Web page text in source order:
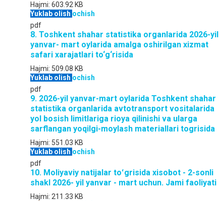
Hajmi: 603.92 KB
Yuklab olish ochish
pdf
8. Toshkent shahar statistika organlarida 2026-yil
yanvar- mart oylarida amalga oshirilgan xizmat
safari xarajatlari to‘g‘risida
Hajmi: 509.08 KB
Yuklab olish ochish
pdf
9. 2026-yil yanvar-mart oylarida Toshkent shahar
statistika organlarida avtotransport vositalarida
yol bosish limitlariga rioya qilinishi va ularga
sarflangan yoqilgi-moylash materiallari togrisida
Hajmi: 551.03 KB
Yuklab olish ochish
pdf
10. Moliyaviy natijalar toʻgrisida xisobot - 2-sonli
shakl 2026- yil yanvar - mart uchun. Jami faoliyati
Hajmi: 211.33 KB